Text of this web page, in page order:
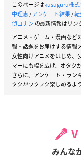
このページはkusuguru株式
中理恵/アンケート結果/転
偵コナン の最新情報はリン
アニメ・ゲーム・漫画など
報・話題をお届けする情報
女性向けアニメをはじめ、
マーにも幅を広げ、オタク
さらに、アンケート・ラン
タクがワクワク楽しめるよ
みんな